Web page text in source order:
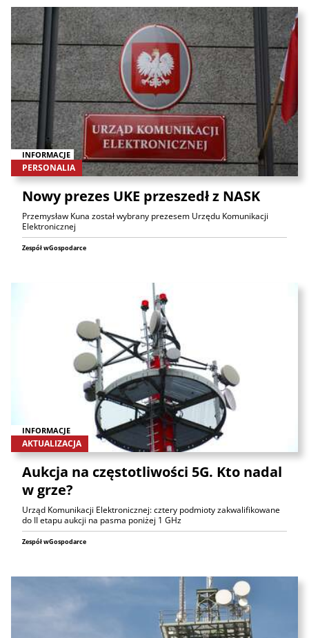
INFORMACJE
PERSONALIA
Nowy prezes UKE przeszedł z NASK
Przemysław Kuna został wybrany prezesem Urzędu Komunikacji
Elektronicznej
Zespół wGospodarce
INFORMACJE
AKTUALIZACJA
Aukcja na częstotliwości 5G. Kto nadal
w grze?
Urząd Komunikacji Elektronicznej: cztery podmioty zakwalifikowane
do II etapu aukcji na pasma poniżej 1 GHz
Zespół wGospodarce